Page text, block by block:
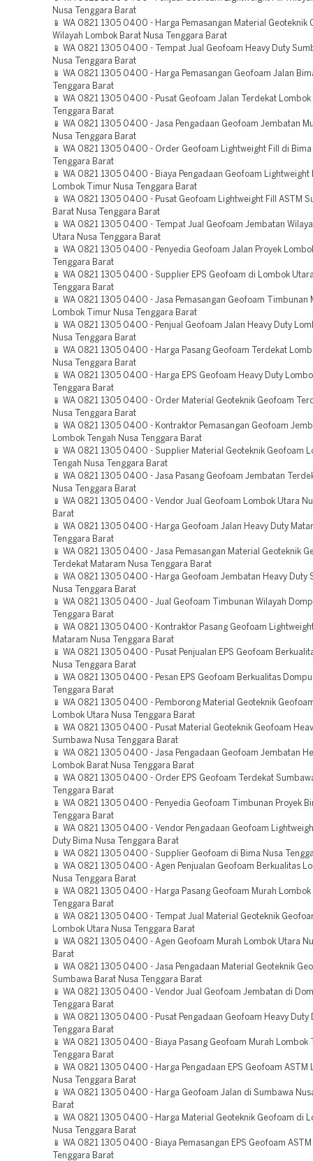
Nusa Tenggara Barat
📱 WA 0821 1305 0400 - Harga Pemasangan Material Geoteknik
Wilayah Lombok Barat Nusa Tenggara Barat
📱 WA 0821 1305 0400 - Tempat Jual Geofoam Heavy Duty
Nusa Tenggara Barat
📱 WA 0821 1305 0400 - Harga Pemasangan Geofoam Jalan
Tenggara Barat
📱 WA 0821 1305 0400 - Pusat Geofoam Jalan Terdekat Lombok
Tenggara Barat
📱 WA 0821 1305 0400 - Jasa Pengadaan Geofoam Jembatan
Nusa Tenggara Barat
📱 WA 0821 1305 0400 - Order Geofoam Lightweight Fill di Bima
Tenggara Barat
📱 WA 0821 1305 0400 - Biaya Pengadaan Geofoam Lightweight
Lombok Timur Nusa Tenggara Barat
📱 WA 0821 1305 0400 - Pusat Geofoam Lightweight Fill ASTM
Barat Nusa Tenggara Barat
📱 WA 0821 1305 0400 - Tempat Jual Geofoam Jembatan
Utara Nusa Tenggara Barat
📱 WA 0821 1305 0400 - Penyedia Geofoam Jalan Proyek
Tenggara Barat
📱 WA 0821 1305 0400 - Supplier EPS Geofoam di Lombok
Tenggara Barat
📱 WA 0821 1305 0400 - Jasa Pemasangan Geofoam Timbunan
Lombok Timur Nusa Tenggara Barat
📱 WA 0821 1305 0400 - Penjual Geofoam Jalan Heavy Duty
Nusa Tenggara Barat
📱 WA 0821 1305 0400 - Harga Pasang Geofoam Terdekat
Nusa Tenggara Barat
📱 WA 0821 1305 0400 - Harga EPS Geofoam Heavy Duty
Tenggara Barat
📱 WA 0821 1305 0400 - Order Material Geoteknik Geofoam
Nusa Tenggara Barat
📱 WA 0821 1305 0400 - Kontraktor Pemasangan Geofoam
Lombok Tengah Nusa Tenggara Barat
📱 WA 0821 1305 0400 - Supplier Material Geoteknik Geofoam
Tengah Nusa Tenggara Barat
📱 WA 0821 1305 0400 - Jasa Pasang Geofoam Jembatan
Nusa Tenggara Barat
📱 WA 0821 1305 0400 - Vendor Jual Geofoam Lombok Utara
Barat
📱 WA 0821 1305 0400 - Harga Geofoam Jalan Heavy Duty
Tenggara Barat
📱 WA 0821 1305 0400 - Jasa Pemasangan Material Geoteknik
Terdekat Mataram Nusa Tenggara Barat
📱 WA 0821 1305 0400 - Harga Geofoam Jembatan Heavy Duty
Nusa Tenggara Barat
📱 WA 0821 1305 0400 - Jual Geofoam Timbunan Wilayah
Tenggara Barat
📱 WA 0821 1305 0400 - Kontraktor Pasang Geofoam
Mataram Nusa Tenggara Barat
📱 WA 0821 1305 0400 - Pusat Penjualan EPS Geofoam
Nusa Tenggara Barat
📱 WA 0821 1305 0400 - Pesan EPS Geofoam Berkualitas
Tenggara Barat
📱 WA 0821 1305 0400 - Pemborong Material Geoteknik
Lombok Utara Nusa Tenggara Barat
📱 WA 0821 1305 0400 - Pusat Material Geoteknik Geofoam
Sumbawa Nusa Tenggara Barat
📱 WA 0821 1305 0400 - Jasa Pengadaan Geofoam Jembatan
Lombok Barat Nusa Tenggara Barat
📱 WA 0821 1305 0400 - Order EPS Geofoam Terdekat
Tenggara Barat
📱 WA 0821 1305 0400 - Penyedia Geofoam Timbunan Proyek
Tenggara Barat
📱 WA 0821 1305 0400 - Vendor Pengadaan Geofoam
Duty Bima Nusa Tenggara Barat
📱 WA 0821 1305 0400 - Supplier Geofoam di Bima Nusa
📱 WA 0821 1305 0400 - Agen Penjualan Geofoam Berkualitas
Nusa Tenggara Barat
📱 WA 0821 1305 0400 - Harga Pasang Geofoam Murah Lombok
Tenggara Barat
📱 WA 0821 1305 0400 - Tempat Jual Material Geoteknik
Lombok Utara Nusa Tenggara Barat
📱 WA 0821 1305 0400 - Agen Geofoam Murah Lombok Utara
Barat
📱 WA 0821 1305 0400 - Jasa Pengadaan Material Geoteknik
Sumbawa Barat Nusa Tenggara Barat
📱 WA 0821 1305 0400 - Vendor Jual Geofoam Jembatan di
Tenggara Barat
📱 WA 0821 1305 0400 - Pusat Pengadaan Geofoam Heavy Duty
Tenggara Barat
📱 WA 0821 1305 0400 - Biaya Pasang Geofoam Murah Lombok
Tenggara Barat
📱 WA 0821 1305 0400 - Harga Pengadaan EPS Geofoam ASTM
Nusa Tenggara Barat
📱 WA 0821 1305 0400 - Harga Geofoam Jalan di Sumbawa
Barat
📱 WA 0821 1305 0400 - Harga Material Geoteknik Geofoam di
Nusa Tenggara Barat
📱 WA 0821 1305 0400 - Biaya Pemasangan EPS Geofoam
Tenggara Barat